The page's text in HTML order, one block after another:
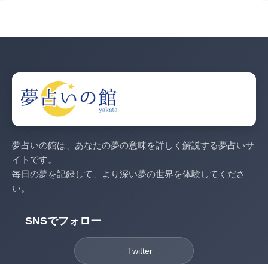
夢占いの館は、あなたの夢の意味を詳しく解説する夢占いサ
イトです。
毎日の夢を記録して、より深い夢の世界を体験してくださ
い。
SNSでフォロー
Twitter